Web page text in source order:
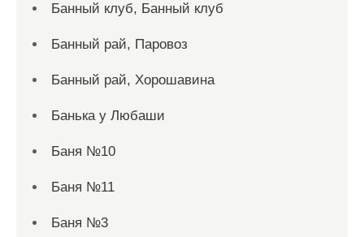
Банный клуб, Банный клуб
Банный рай, Паровоз
Банный рай, Хорошавина
Банька у Любаши
Баня №10
Баня №11
Баня №3